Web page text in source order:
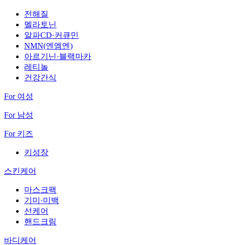
전해질
멜라토닌
알파CD·커큐민
NMN(엔엠엔)
아르기닌·블랙마카
레티놀
건강간식
For 여성
For 남성
For 키즈
키성장
스킨케어
마스크팩
기미·미백
선케어
핸드크림
바디케어